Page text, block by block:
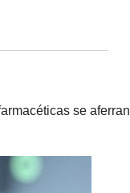
se aferran